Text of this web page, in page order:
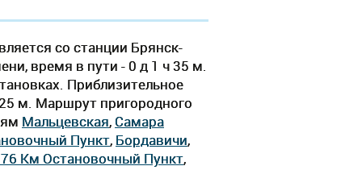
со станции Брянск-
время в пути - 0 д 1 ч 35 м.
Приблизительное
м. Маршрут пригородного
Мальцевская, Самара
Пункт, Бордавичи,
Км Остановочный Пункт,